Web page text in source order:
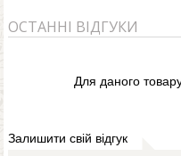
ОСТАННІ ВІДГУКИ
Для даного
Залишити свій відгук